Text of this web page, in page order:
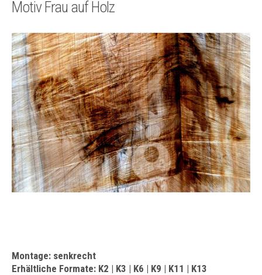
Kontakt
Motiv Frau auf Holz
Montage: senkrecht
Erhältliche Formate: K2 | K3 | K6 | K9 | K11 | K13